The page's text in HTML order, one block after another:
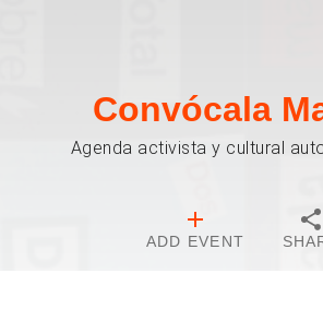
Convócala
Agenda activista y cultural
ADD EVENT